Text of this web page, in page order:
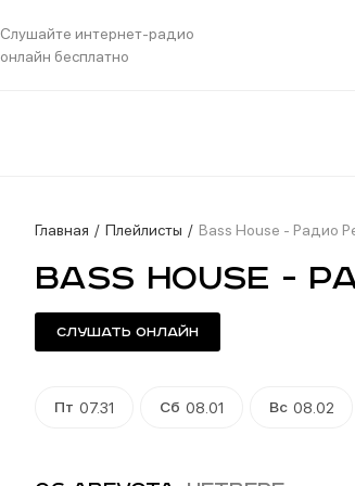
Слушайте интернет-радио
онлайн бесплатно
Главная Плейлисты Bass House - Радио
Bass House -
Слушать онлайн
Пт 07.31 Сб 08.01 Вс 08.02